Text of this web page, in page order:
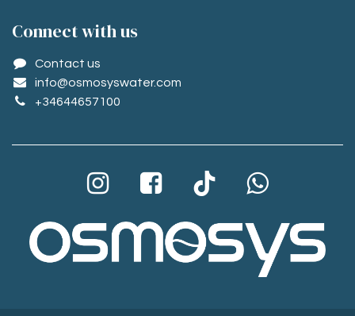
Conne​ct with us
Contact us
info@osmosyswater.com
+34644657100